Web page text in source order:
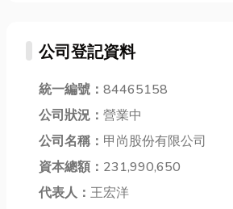
公司登記資料
統一編號： 84465158
公司狀況： 營業中
公司名稱： 甲尚股份有限公司
資本總額： 231,990,650
代表人： 王宏洋